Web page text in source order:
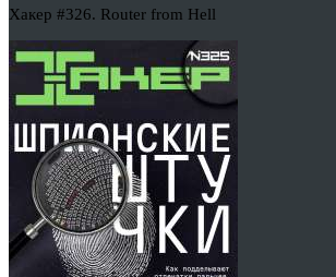
Хакер #326. Router from Hell